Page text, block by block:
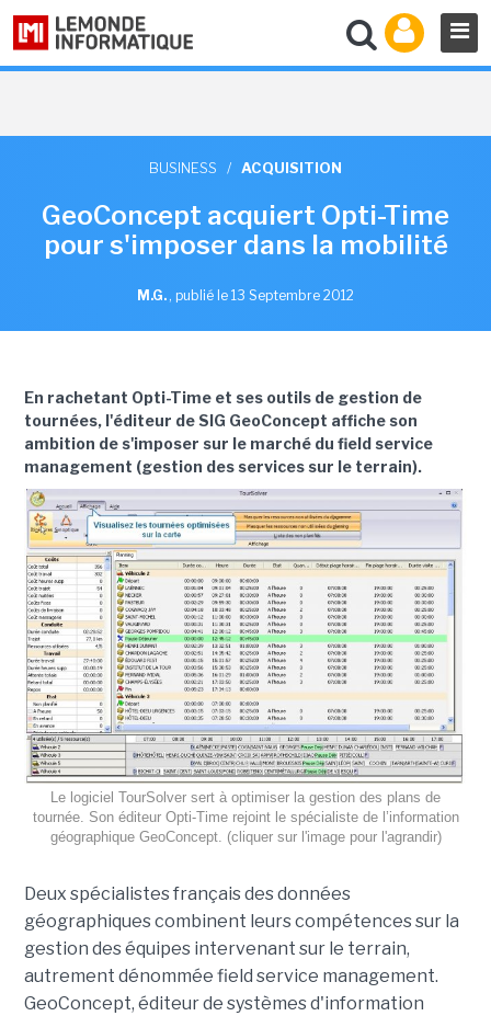
BUSINESS / ACQUISITION
GeoConcept acquiert Opti-Time
pour s'imposer dans la mobilité
M.G. , publié le 13 Septembre 2012
En rachetant Opti-Time et ses outils de gestion de
tournées, l'éditeur de SIG GeoConcept affiche son
ambition de s'imposer sur le marché du field service
management (gestion des services sur le terrain).
Le logiciel TourSolver sert à optimiser la gestion des plans de
tournée. Son éditeur Opti-Time rejoint le spécialiste de l’information
géographique GeoConcept. (cliquer sur l'image pour l'agrandir)
Deux spécialistes français des données
géographiques combinent leurs compétences sur la
gestion des équipes intervenant sur le terrain,
autrement dénommée field service management.
GeoConcept, éditeur de systèmes d'information